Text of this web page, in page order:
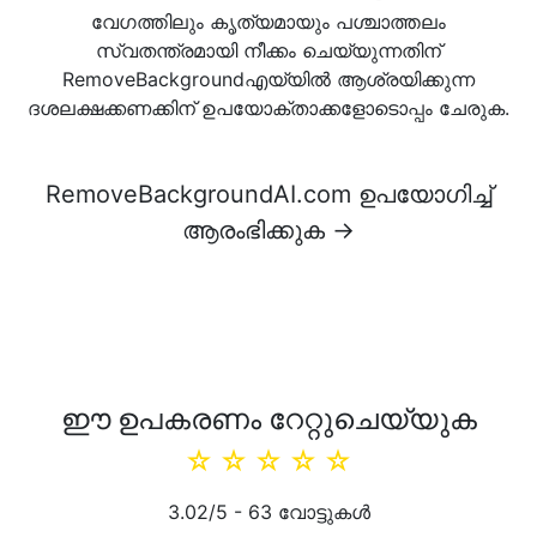
വേഗത്തിലും കൃത്യമായും പശ്ചാത്തലം
സ്വതന്ത്രമായി നീക്കം ചെയ്യുന്നതിന്‌
RemoveBackgroundഎയ്‌യിൽ ആശ്രയിക്കുന്ന
ദശലക്ഷക്കണക്കിന്‌ ഉപയോക്താക്കളോടൊപ്പം ചേരുക.
RemoveBackgroundAI.com ഉപയോഗിച്ച്
ആരംഭിക്കുക →
ഈ ഉപകരണം റേറ്റുചെയ്യുക
☆
☆
☆
☆
☆
3.02/5 - 63 വോട്ടുകൾ